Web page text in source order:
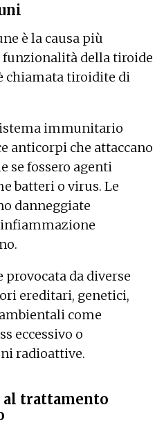
è la causa più
della tiroide
chiamata tiroidite di
immunitario
anticorpi che attaccano
se fossero agenti
batteri o virus. Le
danneggiate
da diverse
ereditari, genetici,
come
eccessivo o
radioattive.
al trattamento